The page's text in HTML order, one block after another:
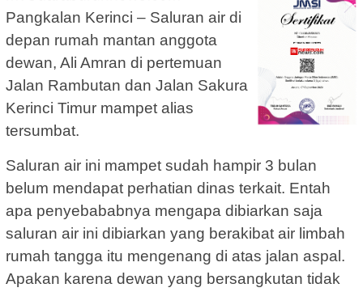
Pangkalan Kerinci – Saluran air di
depan rumah mantan anggota
dewan, Ali Amran di pertemuan
Jalan Rambutan dan Jalan Sakura
Kerinci Timur mampet alias
tersumbat.
Saluran air ini mampet sudah hampir 3 bulan
belum mendapat perhatian dinas terkait. Entah
apa penyebababnya mengapa dibiarkan saja
saluran air ini dibiarkan yang berakibat air limbah
rumah tangga itu mengenang di atas jalan aspal.
Apakan karena dewan yang bersangkutan tidak